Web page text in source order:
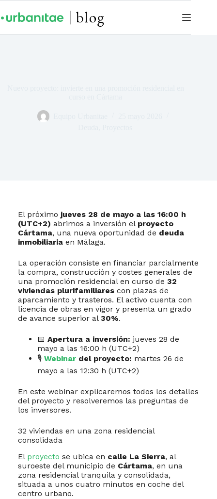
El próximo jueves 28 de mayo a las 16:00 h
(UTC+2) abrimos a inversión el proyecto
Cártama, una nueva oportunidad de deuda
inmobiliariaen Málaga.
La operación consiste en financiar parcialmente
la compra, construcción y costes generales de
una promoción residencial en curso de 32
viviendas plurifamiliarescon plazas de
aparcamiento y trasteros. El activo cuenta con
licencia de obras en vigor y presenta un grado
de avance superior al 30%.
📅 Apertura a inversión: jueves 28 de
mayo a las 16:00 h (UTC+2)
🎙 Webinardel proyecto: martes 26 de
mayo a las 12:30 h (UTC+2)
En este webinar explicaremos todos los detalles
del proyecto y resolveremos las preguntas de
los inversores.
32 viviendas en una zona residencial
consolidada
El proyecto se ubica en calle La Sierra, al
suroeste del municipio de Cártama, en una
zona residencial tranquila y consolidada,
situada a unos cuatro minutos en coche del
centro urbano.